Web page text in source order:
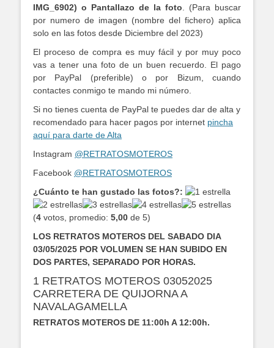
IMG_6902) o Pantallazo de la foto . (Para buscar
por numero de imagen (nombre del fichero) aplica
solo en las fotos desde Diciembre del 2023)
El proceso de compra es muy fácil y por muy poco
vas a tener una foto de un buen recuerdo. El pago
por PayPal (preferible) o por Bizum, cuando
contactes conmigo te mando mi número.
Si no tienes cuenta de PayPal te puedes dar de alta y
recomendado para hacer pagos por internet pincha
aquí para darte de Alta
Instagram @RETRATOSMOTEROS
Facebook @RETRATOSMOTEROS
¿Cuánto te han gustado las fotos?:
(4 votos, promedio: 5,00 de 5)
LOS RETRATOS MOTEROS DEL SABADO DIA
03/05/2025 POR VOLUMEN SE HAN SUBIDO EN
DOS PARTES, SEPARADO POR HORAS.
1 RETRATOS MOTEROS 03052025
CARRETERA DE QUIJORNA A
NAVALAGAMELLA
RETRATOS MOTEROS DE 11:00h A 12:00h.